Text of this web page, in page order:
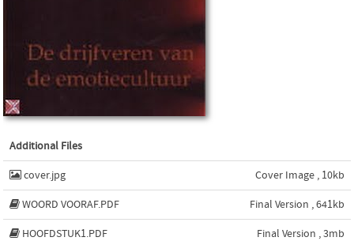
Additional Files
cover.jpg Cover Image , 10kb
WOORD VOORAF.PDF Final Version , 641kb
HOOFDSTUK1.PDF Final Version , 3mb